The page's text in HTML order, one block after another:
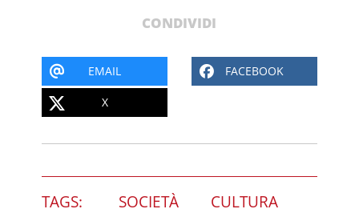
CONDIVIDI
EMAIL FACEBOOK
X
TAGS: SOCIETÀ CULTURA